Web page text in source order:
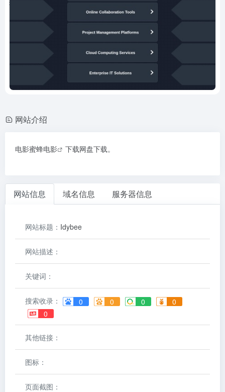
网站介绍
电影蜜蜂电影 下载网盘下载。
网站信息 域名信息 服务器信息
网站标题： Idybee
网站描述：
关键词：
搜索收录： 0 0 0
0
0
其他链接：
图标：
页面截图：